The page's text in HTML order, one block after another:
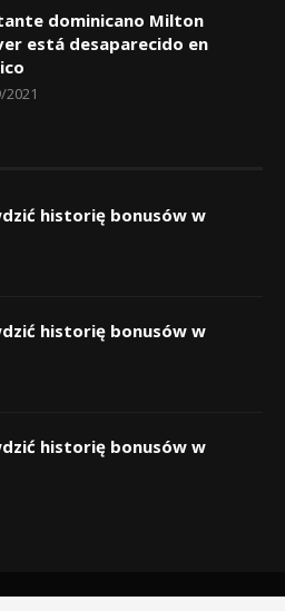
dominicano Milton
está desaparecido en
2021
historię bonusów w
historię bonusów w
historię bonusów w